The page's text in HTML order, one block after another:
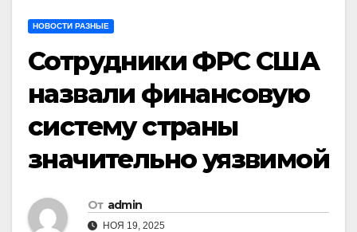
НОВОСТИ РАЗНЫЕ
Сотрудники ФРС США
назвали финансовую
систему страны
значительно уязвимой
От admin
НОЯ 19, 2025